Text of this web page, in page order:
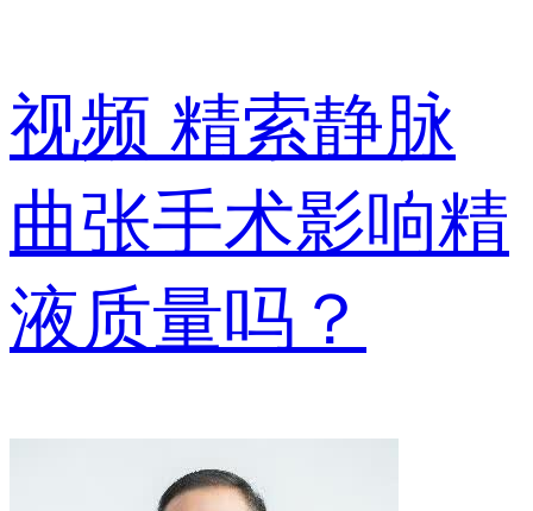
视频 精索静脉
曲张手术影响精
液质量吗？